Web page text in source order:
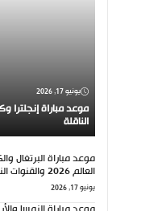
يونيو 17, 2026
الناقلة
موعد مباراة البرتغال
العالم 2026 والقنوات الناقلة
يونيو 17, 2026